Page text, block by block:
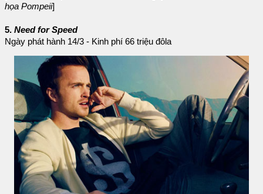
họa Pompeii]
5. Need for Speed
Ngày phát hành 14/3 - Kinh phí 66 triệu đôla